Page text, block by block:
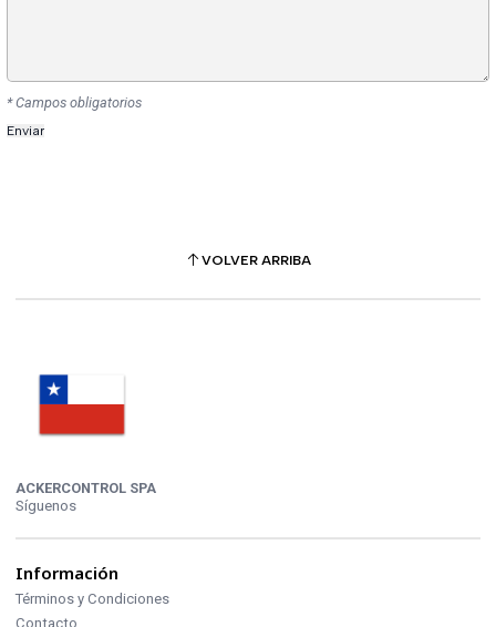
* Campos obligatorios
VOLVER ARRIBA
ACKERCONTROL SPA
Síguenos
Información
Términos y Condiciones
Contacto